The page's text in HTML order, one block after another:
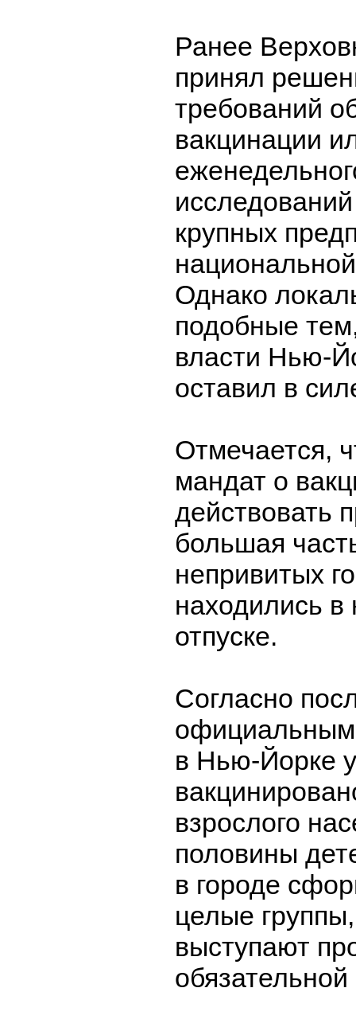
Ранее
принял
требований
вакцинации
крупных
Однако
подобные
власти Нью-
оставил в
Отмечается,
мандат о
действовать
большая
непривитых
находились
отпуске.
Согласно
в Нью-Йорке
взрослого
половины
в городе
целые
выступают